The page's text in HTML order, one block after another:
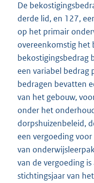
De
derde lid, en 127,
op het primair
overeenkomstig het
bekostigingsbedrag
een variabel bedrag
bedragen bevatten
van het gebouw,
onder het
dorpshuizenbeleid,
een vergoeding
van
van de vergoeding
stichtingsjaar van